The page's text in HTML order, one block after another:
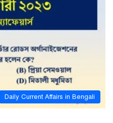
Daily Current Affairs in Bengali